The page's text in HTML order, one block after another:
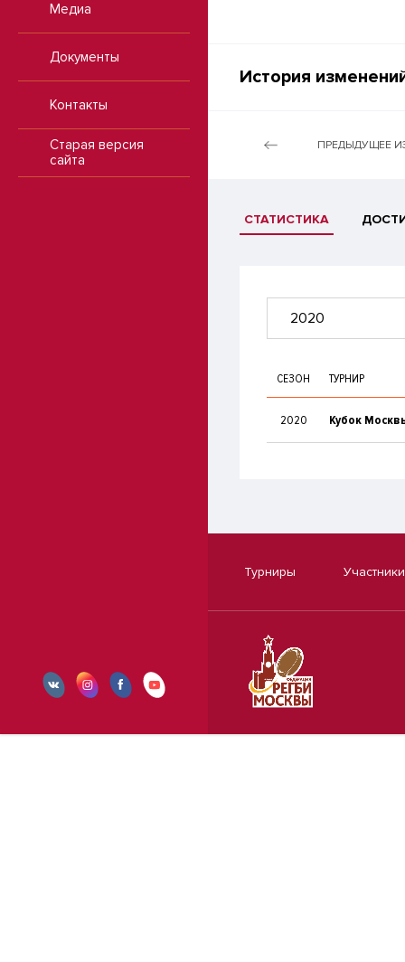
Медиа
Документы
Контакты
Старая версия
сайта
История
ПРЕДЫДУЩЕЕ
СТАТИСТИКА
2020
СЕЗОН ТУРНИР
2020 Кубок
Турниры Участники